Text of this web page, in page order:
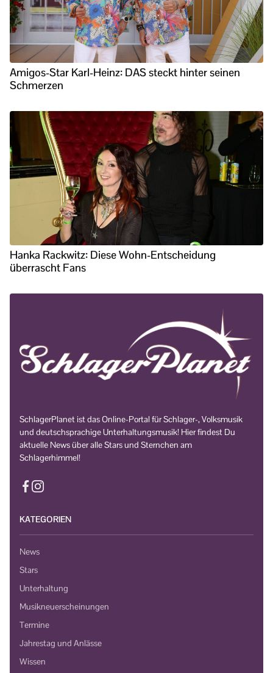
Amigos-Star Karl-Heinz: DAS steckt hinter seinen
Schmerzen
Hanka Rackwitz: Diese Wohn-Entscheidung
überrascht Fans
SchlagerPlanet ist das Online-Portal für Schlager-, Volksmusik
und deutschsprachige Unterhaltungsmusik! Hier findest Du
aktuelle News über alle Stars und Sternchen am
Schlagerhimmel!
KATEGORIEN
News
Stars
Unterhaltung
Musikneuerscheinungen
Termine
Jahrestag und Anlässe
Wissen